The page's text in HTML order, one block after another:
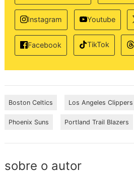
Instagram Youtube
Facebook TikTok
Boston Celtics Los Angeles Clippers
Phoenix Suns Portland Trail Blazers
sobre o autor